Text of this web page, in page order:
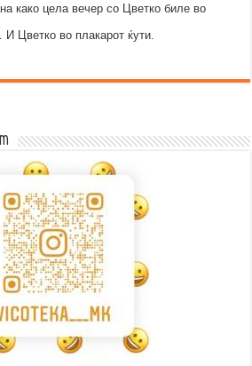
како цела вечер со Цветко биле во
Цветко во плакарот ќути.